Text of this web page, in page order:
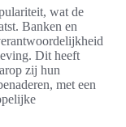
wat de
Banken en
Dit heeft
zij hun
met een